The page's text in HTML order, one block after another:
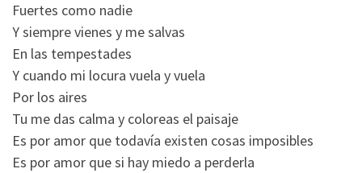
Fuertes como nadie
Y siempre vienes y me salvas
En las tempestades
Y cuando mi locura vuela y vuela
Por los aires
Tu me das calma y coloreas el paisaje
Es por amor que todavía existen cosas imposibles
Es por amor que si hay miedo a perderla